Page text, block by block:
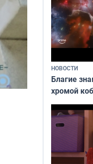
НОВОСТИ
Благие
хромой